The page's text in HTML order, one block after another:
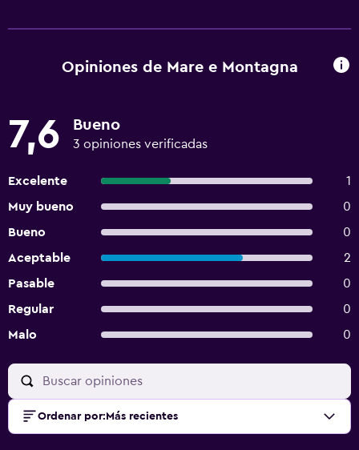
Opiniones de Mare e Montagna
7,6 Bueno
3 opiniones verificadas
Excelente
1
Muy bueno
0
Bueno
0
Aceptable
2
Pasable
0
Regular
0
Malo
0
Ordenar por: Más recientes